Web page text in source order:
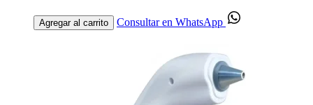
Agregar al carrito Consultar en WhatsApp